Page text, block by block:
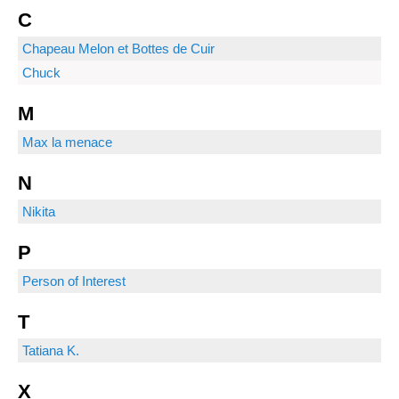
C
Chapeau Melon et Bottes de Cuir
Chuck
M
Max la menace
N
Nikita
P
Person of Interest
T
Tatiana K.
X